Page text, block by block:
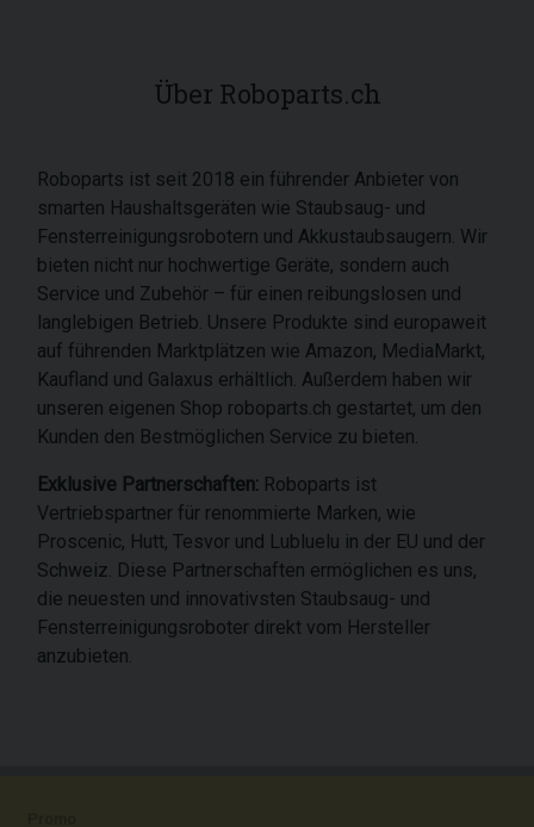
Über Roboparts.ch
Roboparts ist seit 2018 ein führender Anbieter von
smarten Haushaltsgeräten wie Staubsaug- und
Fensterreinigungsrobotern und Akkustaubsaugern. Wir
bieten nicht nur hochwertige Geräte, sondern auch
Service und Zubehör – für einen reibungslosen und
langlebigen Betrieb. Unsere Produkte sind europaweit
auf führenden Marktplätzen wie Amazon, MediaMarkt,
Kaufland und Galaxus erhältlich. Außerdem haben wir
unseren eigenen Shop roboparts.ch gestartet, um den
Kunden den Bestmöglichen Service zu bieten.
Exklusive Partnerschaften: Roboparts ist
Vertriebspartner für renommierte Marken, wie
Proscenic, Hutt, Tesvor und Lubluelu in der EU und der
Schweiz. Diese Partnerschaften ermöglichen es uns,
die neuesten und innovativsten Staubsaug- und
Fensterreinigungsroboter direkt vom Hersteller
anzubieten.